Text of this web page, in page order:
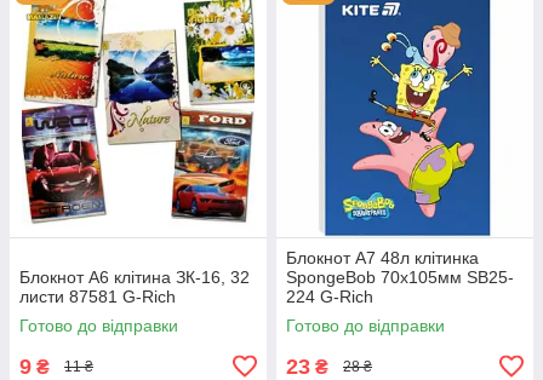
Блокнот А6 клітина ЗК-16, 32
листи 87581 G-Rich
Готово до відправки
9 ₴ 11 ₴
Блокнот А7 48л клітинка
SpongeBob 70х105мм SB25-
224 G-Rich
Готово до відправки
23 ₴ 28 ₴